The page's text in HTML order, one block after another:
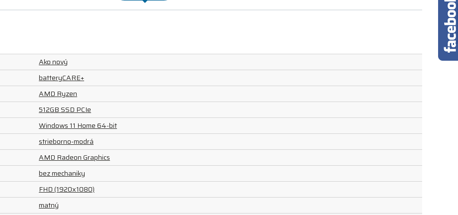
Ako nový
batteryCARE+
AMD Ryzen
512GB SSD PCIe
Windows 11 Home 64-bit
strieborno-modrá
AMD Radeon Graphics
bez mechaniky
FHD (1920x1080)
matný